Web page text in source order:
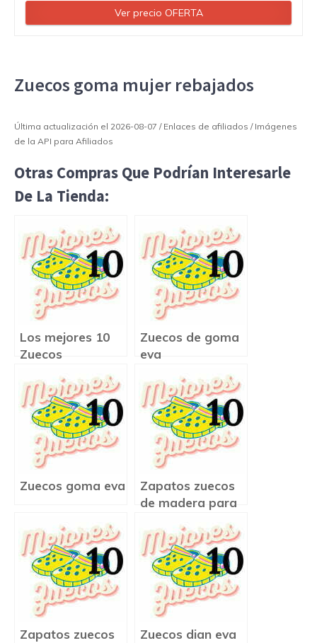
Ver precio OFERTA
Zuecos goma mujer rebajados
Última actualización el 2026-08-07 / Enlaces de afiliados / Imágenes
de la API para Afiliados
Otras Compras Que Podrían Interesarle
De La Tienda:
Los mejores 10
Zuecos
Zuecos de goma
eva
Zuecos goma eva
Zapatos zuecos
de madera para
Zapatos zuecos
Zuecos dian eva